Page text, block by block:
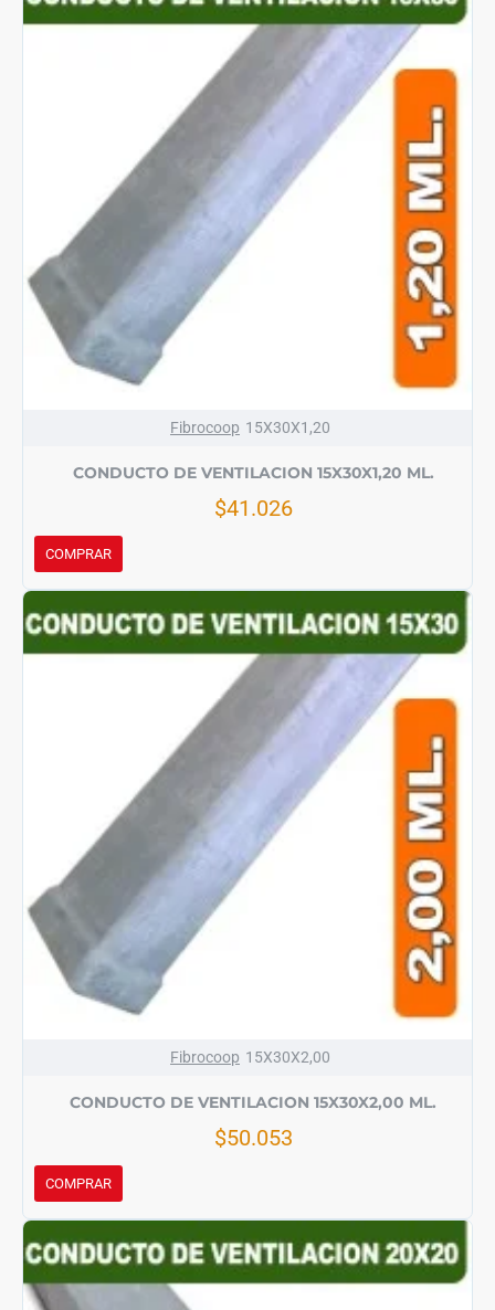
Fibrocoop 15X30X1,20
CONDUCTO DE VENTILACION 15X30X1,20 ML.
$41.026
COMPRAR
Fibrocoop 15X30X2,00
CONDUCTO DE VENTILACION 15X30X2,00 ML.
$50.053
COMPRAR